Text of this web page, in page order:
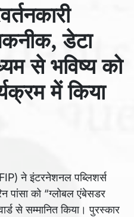
डेटा
से भविष्य को
में किया
ने इंटरनेशनल पब्लिशर्स
पांसा को “ग्लोबल एंबेसडर
से सम्मानित किया। पुरस्कार